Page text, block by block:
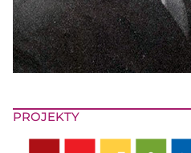
PROJEKTY